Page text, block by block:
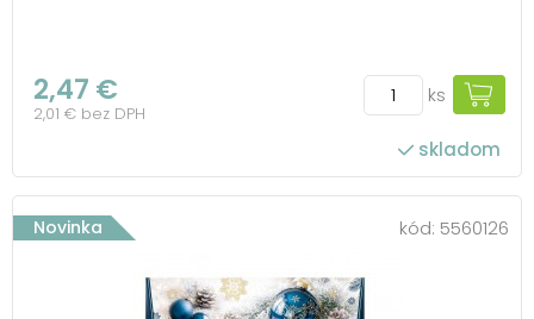
2,47 €
2,01 € bez DPH
ks
skladom
Novinka kód: 5560126